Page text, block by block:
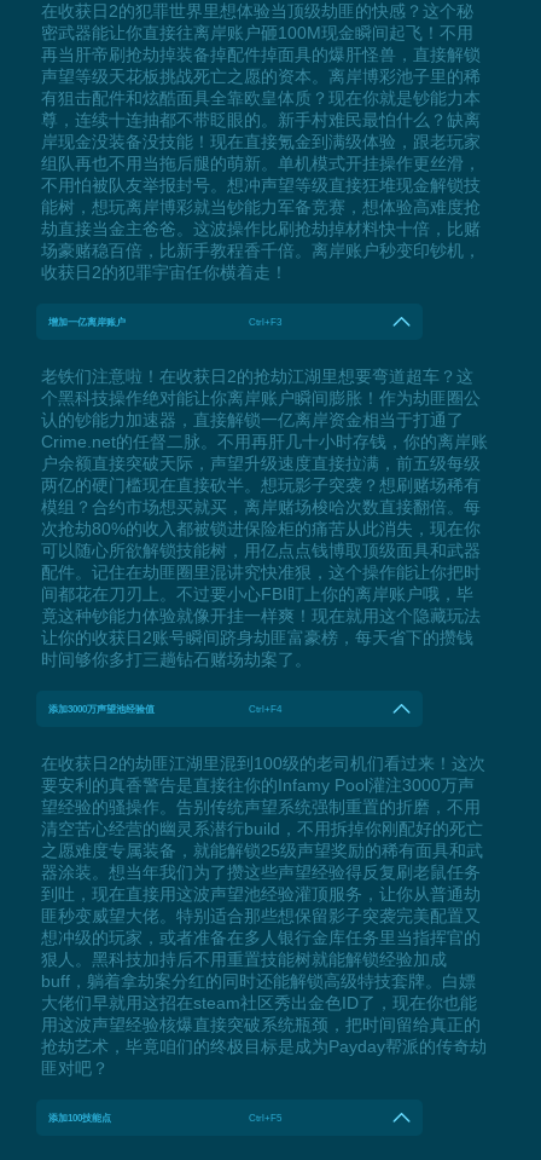
在收获日2的犯罪世界里想体验当顶级劫匪的快感？这个秘
密武器能让你直接往离岸账户砸100M现金瞬间起飞！不用
再当肝帝刷抢劫掉装备掉配件掉面具的爆肝怪兽，直接解锁
声望等级天花板挑战死亡之愿的资本。离岸博彩池子里的稀
有狙击配件和炫酷面具全靠欧皇体质？现在你就是钞能力本
尊，连续十连抽都不带眨眼的。新手村难民最怕什么？缺离
岸现金没装备没技能！现在直接氪金到满级体验，跟老玩家
组队再也不用当拖后腿的萌新。单机模式开挂操作更丝滑，
不用怕被队友举报封号。想冲声望等级直接狂堆现金解锁技
能树，想玩离岸博彩就当钞能力军备竞赛，想体验高难度抢
劫直接当金主爸爸。这波操作比刷抢劫掉材料快十倍，比赌
场豪赌稳百倍，比新手教程香千倍。离岸账户秒变印钞机，
收获日2的犯罪宇宙任你横着走！
增加一亿离岸账户 Ctrl+F3
老铁们注意啦！在收获日2的抢劫江湖里想要弯道超车？这
个黑科技操作绝对能让你离岸账户瞬间膨胀！作为劫匪圈公
认的钞能力加速器，直接解锁一亿离岸资金相当于打通了
Crime.net的任督二脉。不用再肝几十小时存钱，你的离岸账
户余额直接突破天际，声望升级速度直接拉满，前五级每级
两亿的硬门槛现在直接砍半。想玩影子突袭？想刷赌场稀有
模组？合约市场想买就买，离岸赌场梭哈次数直接翻倍。每
次抢劫80%的收入都被锁进保险柜的痛苦从此消失，现在你
可以随心所欲解锁技能树，用亿点点钱博取顶级面具和武器
配件。记住在劫匪圈里混讲究快准狠，这个操作能让你把时
间都花在刀刃上。不过要小心FBI盯上你的离岸账户哦，毕
竟这种钞能力体验就像开挂一样爽！现在就用这个隐藏玩法
让你的收获日2账号瞬间跻身劫匪富豪榜，每天省下的攒钱
时间够你多打三趟钻石赌场劫案了。
添加3000万声望池经验值 Ctrl+F4
在收获日2的劫匪江湖里混到100级的老司机们看过来！这次
要安利的真香警告是直接往你的Infamy Pool灌注3000万声
望经验的骚操作。告别传统声望系统强制重置的折磨，不用
清空苦心经营的幽灵系潜行build，不用拆掉你刚配好的死亡
之愿难度专属装备，就能解锁25级声望奖励的稀有面具和武
器涂装。想当年我们为了攒这些声望经验得反复刷老鼠任务
到吐，现在直接用这波声望池经验灌顶服务，让你从普通劫
匪秒变威望大佬。特别适合那些想保留影子突袭完美配置又
想冲级的玩家，或者准备在多人银行金库任务里当指挥官的
狠人。黑科技加持后不用重置技能树就能解锁经验加成
buff，躺着拿劫案分红的同时还能解锁高级特技套牌。白嫖
大佬们早就用这招在steam社区秀出金色ID了，现在你也能
用这波声望经验核爆直接突破系统瓶颈，把时间留给真正的
抢劫艺术，毕竟咱们的终极目标是成为Payday帮派的传奇劫
匪对吧？
添加100技能点 Ctrl+F5